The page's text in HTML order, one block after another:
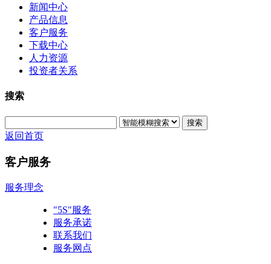
新闻中心
产品信息
客户服务
下载中心
人力资源
投资者关系
搜索
搜索
返回首页
客户服务
服务理念
"5S"服务
服务承诺
联系我们
服务网点